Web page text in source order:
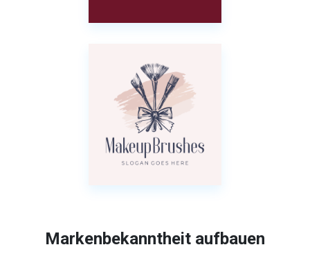
Markenbekanntheit aufbauen